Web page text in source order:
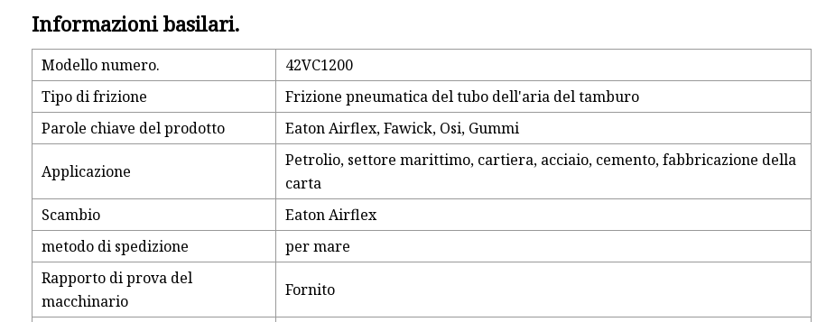
Informazioni basilari.
Modello numero.
42VC1200
Tipo di frizione
Frizione pneumatica del tubo dell'aria del tamburo
Parole chiave del prodotto
Eaton Airflex, Fawick, Osi, Gummi
Applicazione
Petrolio, settore marittimo, cartiera, acciaio, cemento, fabbricazione della
carta
Scambio
Eaton Airflex
metodo di spedizione
per mare
Rapporto di prova del
macchinario
Fornito